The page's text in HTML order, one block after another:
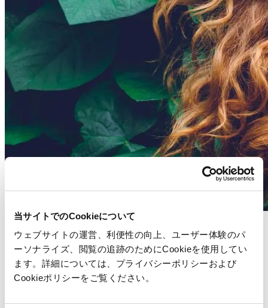
当サイトでのCookieについて
ウェブサイトの運営、利便性の向上、ユーザー体験のパ
ーソナライズ、閲覧の追跡のためにCookieを使用してい
ます。詳細については、プライバシーポリシーおよび
Cookieポリシーをご覧ください。
PLM で実現するサステナビリティ
詳細を見る